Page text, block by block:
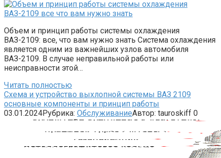
Объем и принцип работы системы охлаждения
ВАЗ-2109: все, что вам нужно знать Система охлаждения
является одним из важнейших узлов автомобиля
ВАЗ-2109. В случае неправильной работы или
неисправности этой…
Читать полностью
Схема и устройство выхлопной системы ВАЗ 2109
основные компоненты и принцип работы
03.01.2024Рубрика: ОбслуживаниеАвтор: tauroskiff 0